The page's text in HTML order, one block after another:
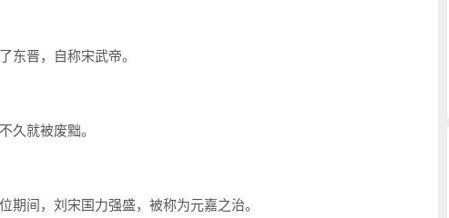
东晋，自称宋武帝。
久就被废黜。
间，刘宋国力强盛，被称为元嘉之治。